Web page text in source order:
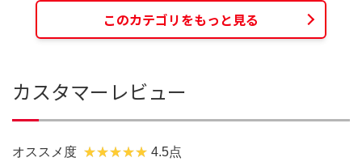
このカテゴリをもっと見る
カスタマーレビュー
オススメ度 4.5点